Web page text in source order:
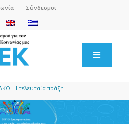
Σύνδεσμοι
Η τελευταία πράξη